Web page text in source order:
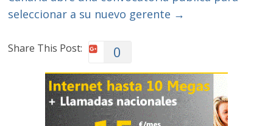
seleccionar a su nuevo gerente →
Share This Post: 0